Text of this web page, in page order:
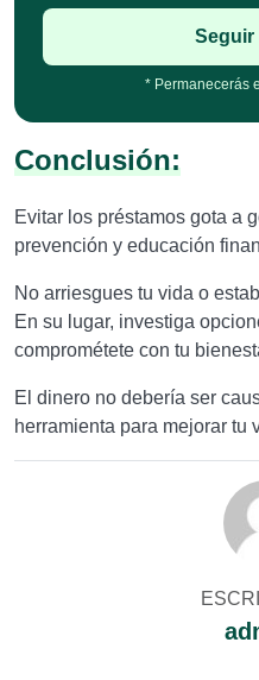
Seguir
* Permanecerás
Conclusión:
Evitar los préstamos gota a
prevención y educación
No arriesgues tu vida o
En su lugar, investiga
comprométete con tu
El dinero no debería ser
herramienta para mejorar tu